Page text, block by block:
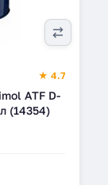
★ 4.7
ATF D-
(14354)